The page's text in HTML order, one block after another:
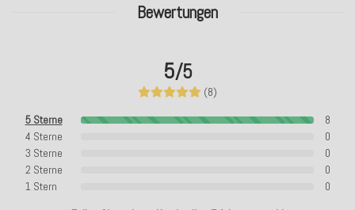
Bewertungen
5/5
(8)
5 Sterne
8
4 Sterne
0
3 Sterne
0
2 Sterne
0
1 Stern
0